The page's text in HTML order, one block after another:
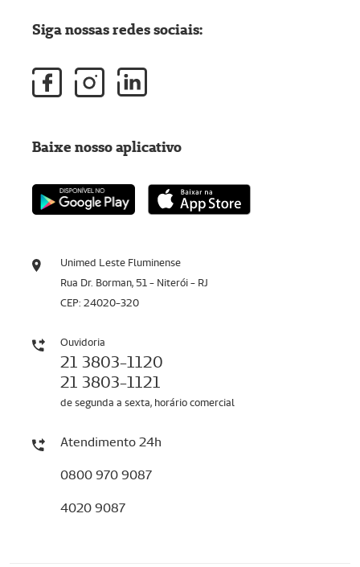
Unimed Leste Fluminense
Rua Dr. Borman, 51 - Niterói - RJ
CEP: 24020-320
Ouvidoria
21 3803-1120
21 3803-1121
de segunda a sexta, horário comercial
Atendimento 24h
0800 970 9087
4020 9087
Siga nossas redes sociais:
Baixe nosso aplicativo